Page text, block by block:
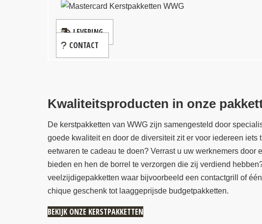
LEVERING
CONTACT
Kwaliteitsproducten in onze
De kerstpakketten van WWG zijn samengesteld door
goede kwaliteit en door de diversiteit zit er voor iedereen
eetwaren te cadeau te doen? Verrast u uw werknemers door
bieden en hen de borrel te verzorgen die zij verdiend
veelzijdigepakketten waar bijvoorbeeld een contactgrill of
chique geschenk tot laaggeprijsde budgetpakketten.
BEKIJK ONZE KERSTPAKKETTEN